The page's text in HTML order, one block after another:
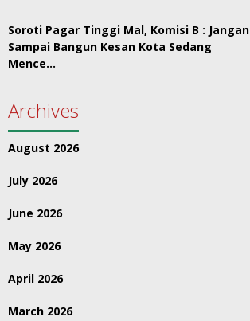
Soroti Pagar Tinggi Mal, Komisi B : Jangan
Sampai Bangun Kesan Kota Sedang
Mence…
Archives
August 2026
July 2026
June 2026
May 2026
April 2026
March 2026